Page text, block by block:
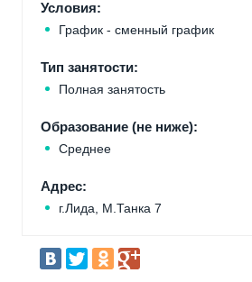
Условия:
График - сменный график
Тип занятости:
Полная занятость
Образование (не ниже):
Среднее
Адрес:
г.Лида, М.Танка 7